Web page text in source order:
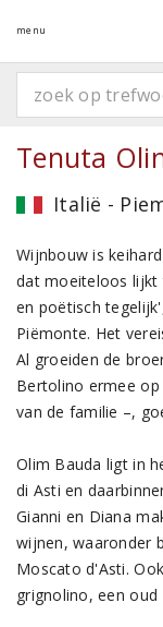
menu
Tenuta
Italië -
Wijnbouw is
dat moeiteloos lijkt
en poëtisch
Piëmonte. Het
Al groeiden de
Bertolino ermee
van de familie –,
Olim Bauda ligt in
di Asti en
Gianni en Diana
wijnen, waaronder
Moscato d'Asti.
grignolino, een